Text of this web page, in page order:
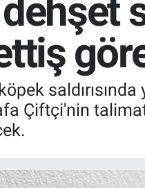
Çiftçi'nin